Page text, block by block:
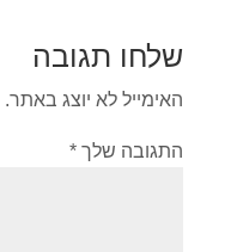
שלחו תגובה
האימייל לא יוצג באתר.
התגובה שלך *